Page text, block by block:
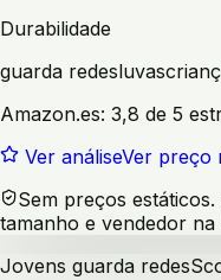
Durabilidade
guarda redesluvas
Amazon.es: 3,8 de 5
Ver análiseVer preço
Sem preços
tamanho e vendedor na
Jovens guarda redes